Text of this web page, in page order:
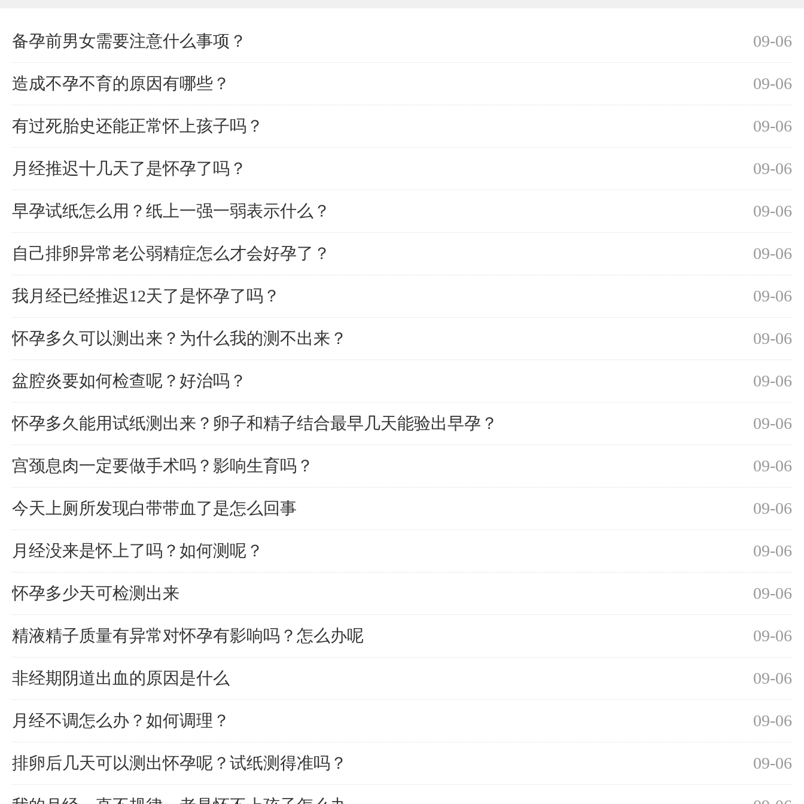
09-06
备孕前男女需要注意什么事项？
09-06
造成不孕不育的原因有哪些？
09-06
有过死胎史还能正常怀上孩子吗？
09-06
月经推迟十几天了是怀孕了吗？
09-06
早孕试纸怎么用？纸上一强一弱表示什么？
09-06
自己排卵异常老公弱精症怎么才会好孕了？
09-06
我月经已经推迟12天了是怀孕了吗？
09-06
怀孕多久可以测出来？为什么我的测不出来？
09-06
盆腔炎要如何检查呢？好治吗？
09-06
怀孕多久能用试纸测出来？卵子和精子结合最早几天能验出早孕？
09-06
宫颈息肉一定要做手术吗？影响生育吗？
09-06
今天上厕所发现白带带血了是怎么回事
09-06
月经没来是怀上了吗？如何测呢？
09-06
怀孕多少天可检测出来
09-06
精液精子质量有异常对怀孕有影响吗？怎么办呢
09-06
非经期阴道出血的原因是什么
09-06
月经不调怎么办？如何调理？
09-06
排卵后几天可以测出怀孕呢？试纸测得准吗？